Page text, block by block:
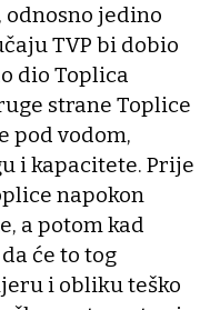
jedino
TVP bi dobio
dio Toplica
strane Toplice
pod vodom,
i kapacitete. Prije
napokon
a potom kad
će to tog
i obliku teško